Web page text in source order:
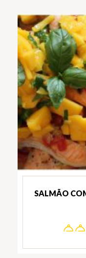
SALMÃO